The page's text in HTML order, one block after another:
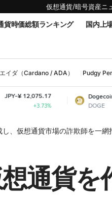
仮想通貨/暗号資産ニ
貨時価総額ランキング 国内上
イダ（Cardano / ADA） Pudgy
Dogecoin
DOGE
JPY-¥
、仮想通貨市場の詐欺師を一網
通貨